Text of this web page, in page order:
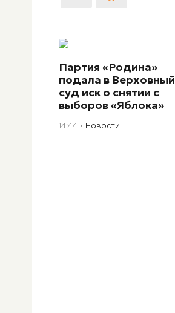
Партия «Родина»
подала в Верховный
суд иск о снятии с
выборов «Яблока»
14:44 Новости